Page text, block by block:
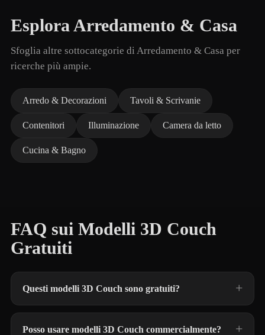
Esplora Arredamento & Casa
Sfoglia altre sottocategorie di Arredamento & Casa per
ricerche più ampie.
Arredo & Decorazioni Tavoli & Scrivanie
Contenitori Illuminazione Camera da letto
Cucina & Bagno
FAQ sui Modelli 3D Couch
Gratuiti
Questi modelli 3D Couch sono gratuiti?
Posso usare modelli 3D Couch commercialmente?